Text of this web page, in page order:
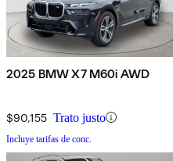
2025 BMW X7 M60i AWD
$90,155 Trato justo
Incluye tarifas de conc.